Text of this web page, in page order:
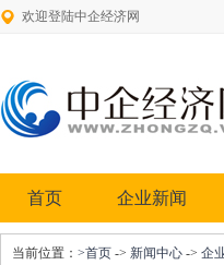
欢迎登陆中企经济网
首页 企业新闻
当前位置： >首页 -> 新闻中心 -> 企